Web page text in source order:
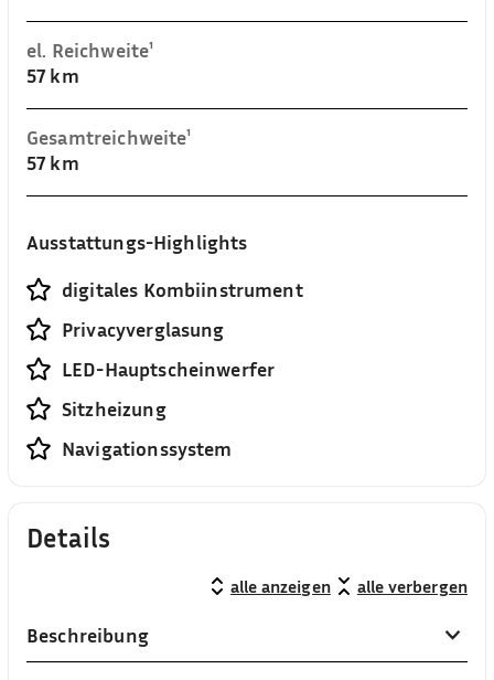
el. Reichweite¹
57 km
Gesamtreichweite¹
57 km
Ausstattungs-Highlights
digitales Kombiinstrument
Privacyverglasung
LED-Hauptscheinwerfer
Sitzheizung
Navigationssystem
Details
alle anzeigen alle verbergen
Beschreibung